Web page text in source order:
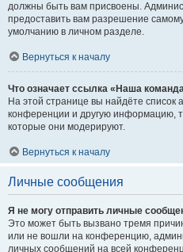
должны быть вам присвоены.
предоставить вам разрешение
умолчанию в личном разделе.
Вернуться к началу
Что означает ссылка «Наша
На этой странице вы найдёте список
конференции и другую информацию,
которые они модерируют.
Вернуться к началу
Личные сообщения
Я не могу отправить личные
Это может быть вызвано тремя
или не вошли на конференцию,
личных сообщений на всей